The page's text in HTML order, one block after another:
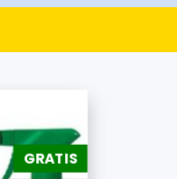
GRATIS